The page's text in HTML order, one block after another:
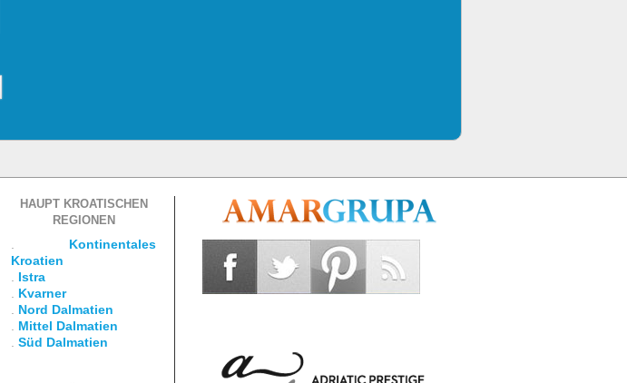
HAUPT KROATISCHEN
REGIONEN
Kontinentales
Kroatien
Istra
Kvarner
Nord Dalmatien
Mittel Dalmatien
Süd Dalmatien